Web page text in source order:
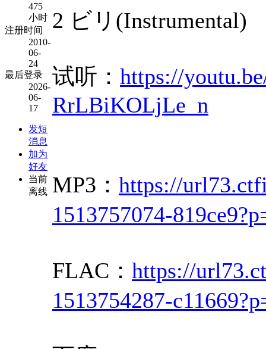
475
小时
注册时间
2010-
06-
24
最后登录
2026-
06-
17
发短
消息
加为
好友
当前
离线
2 ビリ(Instrumental)
试听： https://
RrLBiKOLjLe_n
MP3： https://
1513757074-
FLAC： https://
1513754287-